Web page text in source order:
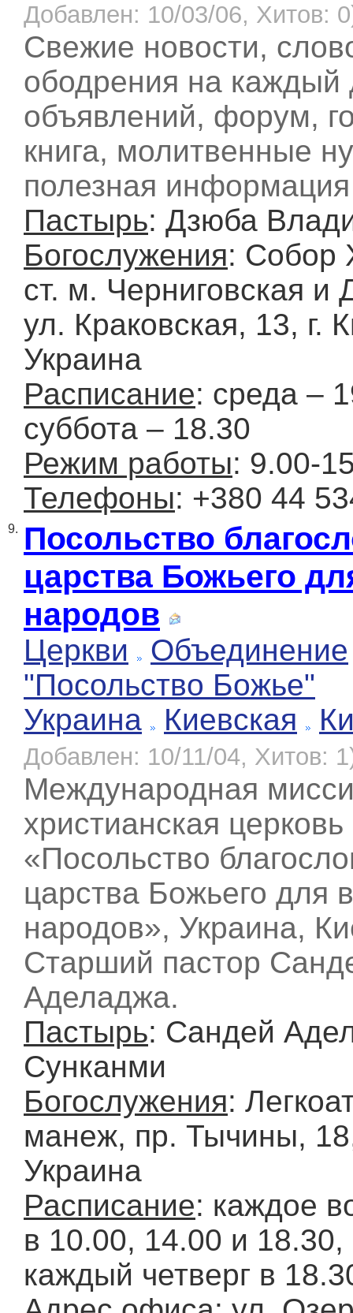
Добавлен: 10/03/06, Хитов:
Свежие новости,
ободрения на каждый
объявлений, форум,
книга, молитвенные
полезная
Пастырь: Дзюба
Богослужения: Собор
ст. м. Черниговская и
ул. Краковская, 13, г.
Украина
Расписание: среда –
суббота – 18.30
Режим работы: 9.00-
Телефоны: +380 44
9. Посольство
царства Божьего
народов
Церкви
Объединение
"Посольство Божье"
Украина
Киевская
Добавлен: 10/11/04, Хитов:
Международная
христианская церковь
«Посольство
царства Божьего для
народов», Украина,
Старший пастор
Аделаджа.
Пастырь: Сандей
Сунканми
Богослужения:
манеж, пр. Тычины,
Украина
Расписание: каждое
в 10.00, 14.00 и 18.30,
каждый четверг в